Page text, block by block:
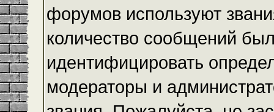
форумов используют
количество сообщений
идентифицировать
модераторы и